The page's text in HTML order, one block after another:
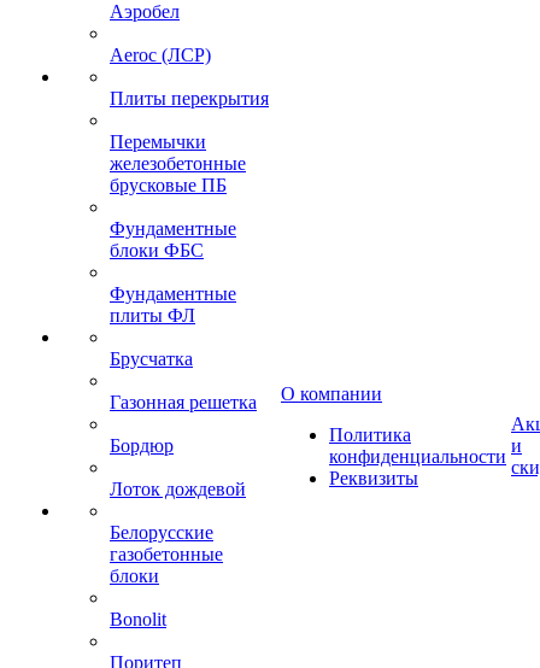
Аэробел
Aeroc (ЛСР)
Плиты перекрытия
Перемычки
железобетонные
брусковые ПБ
Фундаментные
блоки ФБС
Фундаментные
плиты ФЛ
Брусчатка
Газонная решетка
Бордюр
Лоток дождевой
Белорусские
газобетонные
блоки
Bonolit
Поритеп
О компании
Политика
конфиденциальности
Реквизиты
и